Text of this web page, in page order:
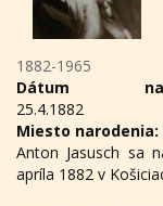
1882-1965
Dátum
25.4.1882
Miesto narodenia:
Anton Jasusch sa
apríla 1882 v